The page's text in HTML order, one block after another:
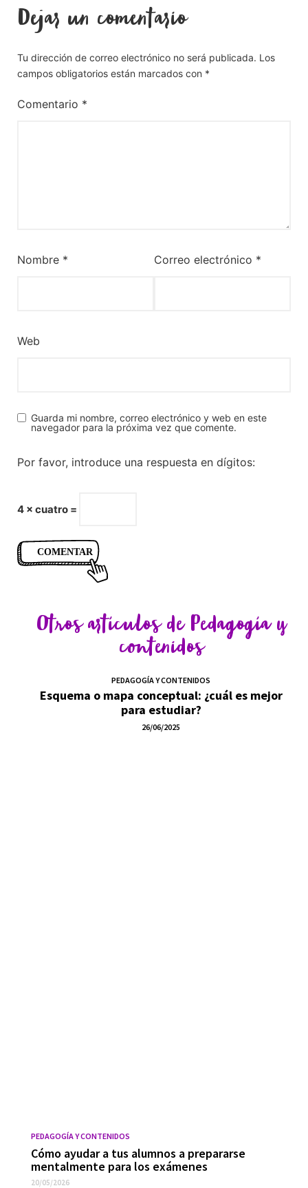
Dejar un comentario
Tu dirección de correo electrónico no será publicada. Los
campos obligatorios están marcados con *
Comentario *
Nombre * Correo electrónico *
Web
Guarda mi nombre, correo electrónico y web en este
navegador para la próxima vez que comente.
Por favor, introduce una respuesta en dígitos:
4 × cuatro =
Otros artículos dePedagogía y
contenidos
PEDAGOGÍA Y CONTENIDOS
Esquema o mapa conceptual: ¿cuál es mejor
para estudiar?
26/06/2025
PEDAGOGÍA Y CONTENIDOS
Cómo ayudar a tus alumnos a prepararse
mentalmente para los exámenes
20/05/2026